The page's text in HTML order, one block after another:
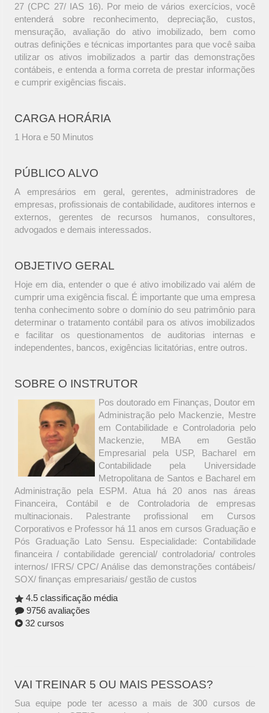
27 (CPC 27/ IAS 16). Por meio de vários exercícios, você
entenderá sobre reconhecimento, depreciação, custos,
mensuração, avaliação do ativo imobilizado, bem como
outras definições e técnicas importantes para que você saiba
utilizar os ativos imobilizados a partir das demonstrações
contábeis, e entenda a forma correta de prestar informações
e cumprir exigências fiscais.
CARGA HORÁRIA
1 Hora e 50 Minutos
PÚBLICO ALVO
A empresários em geral, gerentes, administradores de
empresas, profissionais de contabilidade, auditores internos e
externos, gerentes de recursos humanos, consultores,
advogados e demais interessados.
OBJETIVO GERAL
Hoje em dia, entender o que é ativo imobilizado vai além de
cumprir uma exigência fiscal. É importante que uma empresa
tenha conhecimento sobre o domínio do seu patrimônio para
determinar o tratamento contábil para os ativos imobilizados
e facilitar os questionamentos de auditorias internas e
independentes, bancos, exigências licitatórias, entre outros.
SOBRE O INSTRUTOR
Pos doutorado em Finanças, Doutor em
Administração pelo Mackenzie, Mestre
em Contabilidade e Controladoria pelo
Mackenzie, MBA em Gestão
Empresarial pela USP, Bacharel em
Contabilidade pela Universidade
Metropolitana de Santos e Bacharel em
Administração pela ESPM. Atua há 20 anos nas áreas
Financeira, Contábil e de Controladoria de empresas
multinacionais. Palestrante profissional em Cursos
Corporativos e Professor há 11 anos em cursos Graduação e
Pós Graduação Lato Sensu. Especialidade: Contabilidade
financeira / contabilidade gerencial/ controladoria/ controles
internos/ IFRS/ CPC/ Análise das demonstrações contábeis/
SOX/ finanças empresariais/ gestão de custos
4.5 classificação média
9756 avaliações
32 cursos
VAI TREINAR 5 OU MAIS PESSOAS?
Sua equipe pode ter acesso a mais de 300 cursos de